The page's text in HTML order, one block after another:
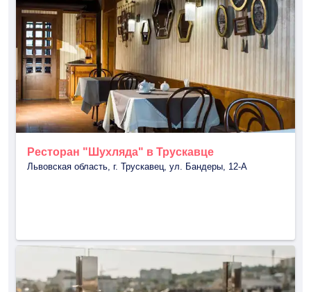
Ресторан "Шухляда" в Трускавце
Львовская область, г. Трускавец, ул. Бандеры, 12-А